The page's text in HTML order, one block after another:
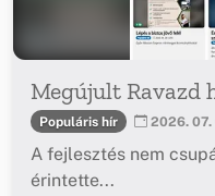
Megújult Ravazd
Populáris hír 2026. 07.
A fejlesztés nem
érintette...